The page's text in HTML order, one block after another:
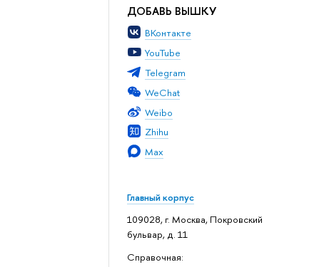
ДОБАВЬ ВЫШКУ
ВКонтакте
YouTube
Telegram
WeChat
Weibo
Zhihu
Max
Главный корпус
109028, г. Москва, Покровский
бульвар, д. 11
Справочная: